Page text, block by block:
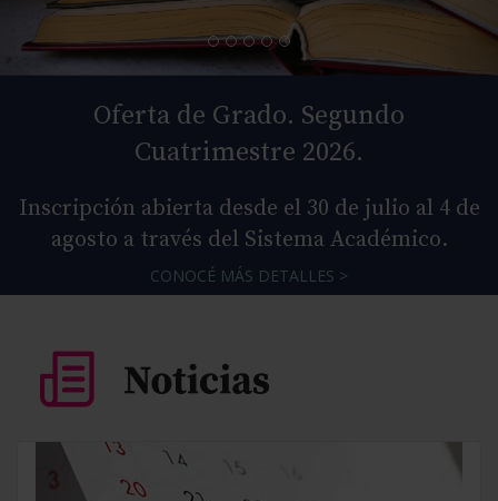
Oferta de Grado. Segundo
Cuatrimestre 2026.
Inscripción abierta desde el 30 de julio al 4 de
agosto a través del Sistema Académico.
CONOCÉ MÁS DETALLES >